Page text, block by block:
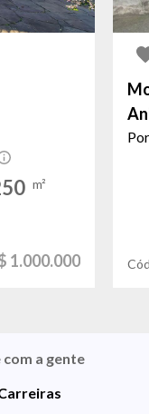
m²
1.000.000
a gente